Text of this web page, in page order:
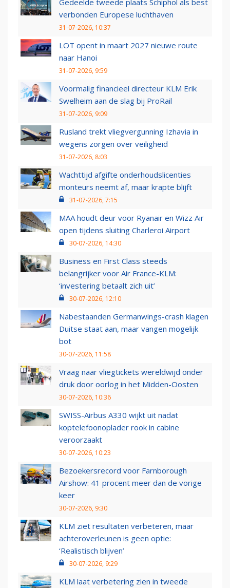
Gedeelde tweede plaats Schiphol als best
verbonden Europese luchthaven
31-07-2026, 10:37
LOT opent in maart 2027 nieuwe route
naar Hanoi
31-07-2026, 9:59
Voormalig financieel directeur KLM Erik
Swelheim aan de slag bij ProRail
31-07-2026, 9:09
Rusland trekt vliegvergunning Izhavia in
wegens zorgen over veiligheid
31-07-2026, 8:03
Wachttijd afgifte onderhoudslicenties
monteurs neemt af, maar krapte blijft
31-07-2026, 7:15
MAA houdt deur voor Ryanair en Wizz Air
open tijdens sluiting Charleroi Airport
30-07-2026, 14:30
Business en First Class steeds
belangrijker voor Air France-KLM:
‘investering betaalt zich uit’
30-07-2026, 12:10
Nabestaanden Germanwings-crash klagen
Duitse staat aan, maar vangen mogelijk
bot
30-07-2026, 11:58
Vraag naar vliegtickets wereldwijd onder
druk door oorlog in het Midden-Oosten
30-07-2026, 10:36
SWISS-Airbus A330 wijkt uit nadat
koptelefoonoplader rook in cabine
veroorzaakt
30-07-2026, 10:23
Bezoekersrecord voor Farnborough
Airshow: 41 procent meer dan de vorige
keer
30-07-2026, 9:30
KLM ziet resultaten verbeteren, maar
achteroverleunen is geen optie:
‘Realistisch blijven’
30-07-2026, 9:29
KLM laat verbetering zien in tweede